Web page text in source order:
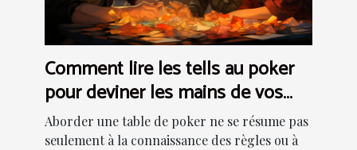
Comment lire les tells au poker
pour deviner les mains de vos
adversaires
Aborder une table de poker ne se résume pas
seulement à la connaissance des règles ou à